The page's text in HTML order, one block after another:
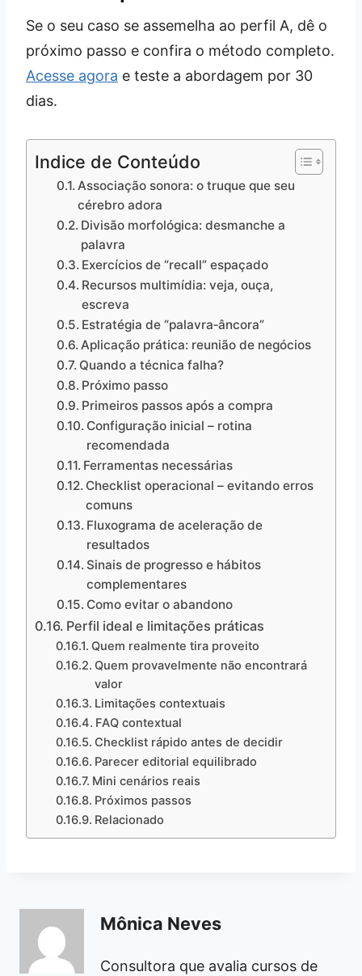
Se o seu caso se assemelha ao perfil A, dê o
próximo passo e confira o método completo.
Acesse agora e teste a abordagem por 30
dias.
Indice de Conteúdo
Associação sonora: o truque que seu
cérebro adora
Divisão morfológica: desmanche a
palavra
Exercícios de “recall” espaçado
Recursos multimídia: veja, ouça,
escreva
Estratégia de “palavra‑âncora”
Aplicação prática: reunião de negócios
Quando a técnica falha?
Próximo passo
Primeiros passos após a compra
Configuração inicial – rotina
recomendada
Ferramentas necessárias
Checklist operacional – evitando erros
comuns
Fluxograma de aceleração de
resultados
Sinais de progresso e hábitos
complementares
Como evitar o abandono
Perfil ideal e limitações práticas
Quem realmente tira proveito
Quem provavelmente não encontrará
valor
Limitações contextuais
FAQ contextual
Checklist rápido antes de decidir
Parecer editorial equilibrado
Mini cenários reais
Próximos passos
Relacionado
Mônica Neves
Consultora que avalia cursos de